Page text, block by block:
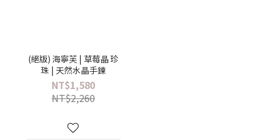
(絕版) 海寧芙 | 草莓晶 珍
珠 | 天然水晶手鍊
NT$1,580
NT$2,260